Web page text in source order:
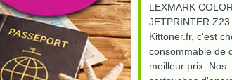
LEXMARK COLOR
JETPRINTER
Kittoner.fr, c'est
consommable de
meilleur prix. Nos